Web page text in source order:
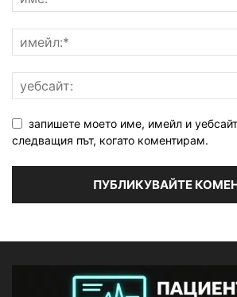
запишете моето име, имейл и
следващия път, когато коментирам.